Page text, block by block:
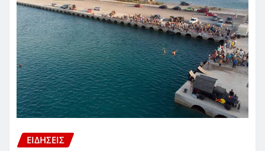
ΕΙΔΗΣΕΙΣ